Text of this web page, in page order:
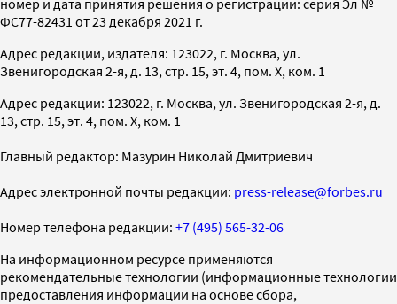
ФС77-82431 от 23 декабря 2021 г.
Адрес редакции, издателя: 123022, г. Москва, ул.
Звенигородская 2-я, д. 13, стр. 15, эт. 4, пом. X, ком. 1
Адрес редакции: 123022, г. Москва, ул. Звенигородская 2-я, д.
13, стр. 15, эт. 4, пом. X, ком. 1
Главный редактор: Мазурин Николай Дмитриевич
Адрес электронной почты редакции: press-release@forbes.ru
Номер телефона редакции: +7 (495) 565-32-06
На информационном ресурсе применяются
рекомендательные технологии (информационные технологии
предоставления информации на основе сбора,